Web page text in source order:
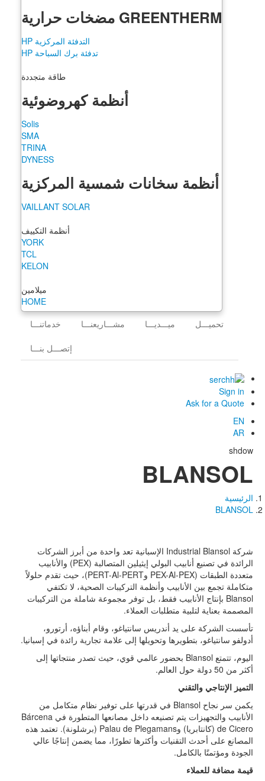
GREENTHERM مضخات حرارية
التدفئة المركزية HP
تدفئة برك السباحة HP
طاقة متجددة
أنظمة كهروضوئية
Solis
SMA
TRINA
DYNESS
أنظمة سخانات شمسية المركزية
VAILLANT SOLAR
أنظمة التكييف
YORK
TCL
KELON
ميلامين
HOME
خدماتنـــا
مشـــاريعنـــا ميـــديـــا تحميـــل
إتصـــل بنـــا
Sign in
Ask for a Quote
EN
AR
shdow
BLANSOL
مسار
الرئيسية
BLANSOL
شركة Industrial Blansol الإسبانية تعد واحدة من أبرز الشركات
الرائدة في تصنيع أنابيب البولي إيثيلين المتصالبة (PEX) والأنابيب
متعددة الطبقات (PEX-Al-PEX وPERT-Al-PERT)، حيث تقدم حلولاً
متكاملة تجمع بين الأنابيب وأنظمة التركيبات الصحية، لا تكتفي
Blansol بإنتاج الأنابيب فقط، بل توفر مجموعة شاملة من التركيبات
المصممة بعناية لتلبية متطلبات العملاء.
تأسست الشركة على يد أندريس سانتياغو، وقام أبناؤه، أرتورو،
أدولفو سانتياغو، بتطويرها وتحويلها إلى علامة تجارية رائدة في إسبانيا.
اليوم، تتمتع Blansol بحضور عالمي قوي، حيث تصدر منتجاتها إلى
أكثر من 50 دولة حول العالم.
التميز الإنتاجي والتقني
يكمن سر نجاح Blansol في قدرتها على توفير نظام متكامل من
الأنابيب والتجهيزات يتم تصنيعه داخل مصانعها المتطورة في Bárcena
de Cicero (كانتابريا) وPalau de Plegamans (برشلونة). تعتمد هذه
المصانع على أحدث التقنيات وأكثرها تطورًا، مما يضمن إنتاجًا عالي
الجودة ومؤتمتًا بالكامل.
قيمة مضافة للعملاء